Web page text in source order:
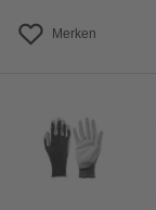
Merken